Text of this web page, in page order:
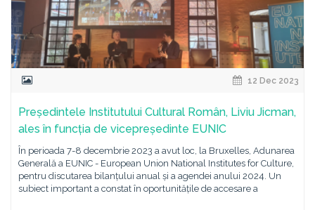
12 Dec 2023
Președintele Institutului Cultural Român, Liviu Jicman,
ales în funcția de vicepreședinte EUNIC
În perioada 7-8 decembrie 2023 a avut loc, la Bruxelles, Adunarea
Generală a EUNIC - European Union National Institutes for Culture,
pentru discutarea bilanțului anual și a agendei anului 2024. Un
subiect important a constat în oportunitățile de accesare a